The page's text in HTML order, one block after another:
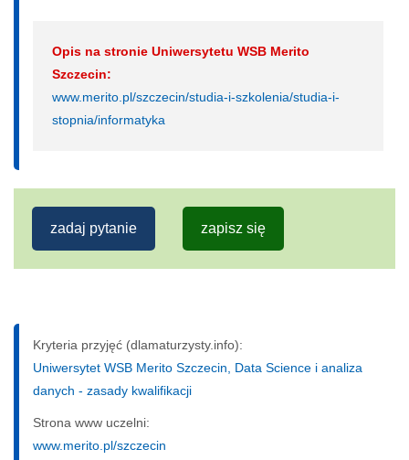
Opis na stronie Uniwersytetu WSB Merito
Szczecin:
www.merito.pl/szczecin/studia-i-szkolenia/studia-i-
stopnia/informatyka
zadaj pytanie zapisz się
Kryteria przyjęć (dlamaturzysty.info):
Uniwersytet WSB Merito Szczecin, Data Science i analiza
danych - zasady kwalifikacji
Strona www uczelni:
www.merito.pl/szczecin